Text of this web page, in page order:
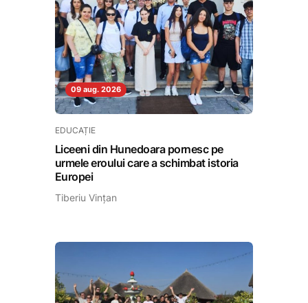
09 aug. 2026
EDUCAȚIE
Liceeni din Hunedoara pornesc pe
urmele eroului care a schimbat istoria
Europei
Tiberiu Vințan